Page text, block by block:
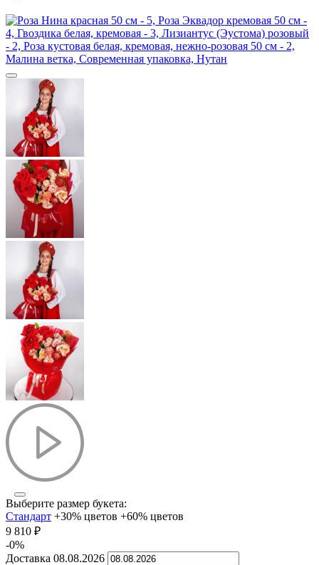
Выберите размер букета:
Стандарт +30% цветов +60% цветов
9 810 ₽
-0%
Доставка 08.08.2026